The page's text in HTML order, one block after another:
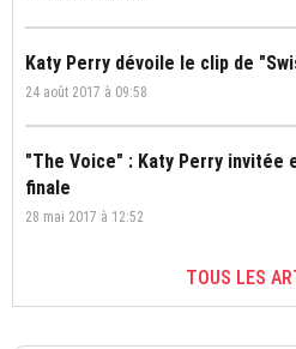
Katy Perry dévoile le clip de
24 août 2017 à 09:58
"The Voice" : Katy Perry invitée
finale
28 mai 2017 à 12:52
TOUS LES